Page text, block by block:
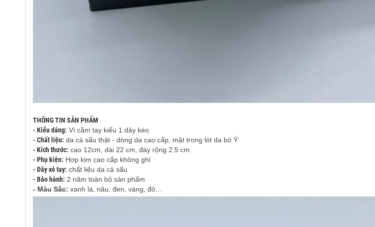
THÔNG TIN SẢN PHẨM
- Kiểu dáng: Ví cầm tay kiểu 1 dây kéo
- Chất liệu: da cá sấu thật - dòng da cao cấp, mặt trong lót da bò Ý
- Kích thước: cao 12cm, dài 22 cm, đáy rộng 2.5 cm
- Phụ kiện: Hợp kim cao cấp không ghỉ
- Dây xỏ tay: chất liệu da cá sấu
- Bảo hành: 2 năm toàn bộ sản phẩm
- Màu Sắc: xanh lá, nâu, đen, vàng, đỏ...